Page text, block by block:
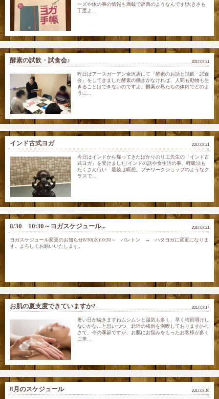
ーズや体の事の情報も満載で辞典のようなんです!大きさも
丁度よ...
2017.07.31
酵素の試飲・試食会♪
昨日はアースガーデン金沢店にて『酵素のお話と試飲・試食
会』をしてきました酵素の働きがなければ、人間も動物も生
きることはできないのですよ。酵素が私たちの体内でどのよ
うに...
2017.07.21
インド古式ヨガ
今日はインドから帰ってきたばかりのリエ先生の「インド古
式ヨガ」を受けました!インドの話や食生活の事、呼吸法も
たくさん行い 最後は瞑想。プチワークショップのようなク
ラスで...
2017.07.21
8/30 10:30～ヨガスケジュール...
ヨガスケジュール変更のお知らせ8/30(水)10:30～ バレトン → ハタヨガに変更になりま
す。よろしくお願いいたします。
2017.07.17
お肌の夏支度できていますか?
暑い日が続きますねムシムシと湿気も多く、早く梅雨明けし
ないかな…と思いつつ、北陸の梅雨を満喫しております(^-^;
さて、今の季節ですが、お肌にお悩みをもったお客様が多く
ご来...
2017.07.16
8月のスケジュール